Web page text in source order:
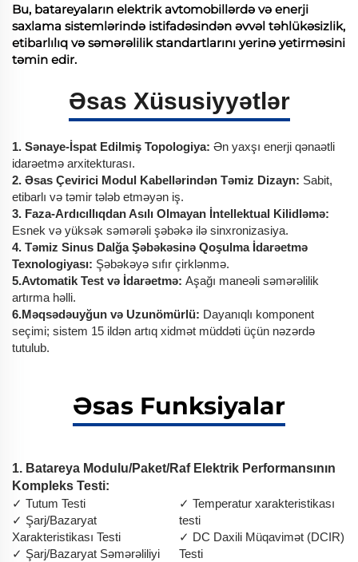
Bu, batareyaların elektrik avtomobillərdə və enerji
saxlama sistemlərində istifadəsindən əvvəl təhlükəsizlik,
etibarlılıq və səmərəlilik standartlarını yerinə yetirməsini
təmin edir.
Əsas Xüsusiyyətlər
1. Sənaye-İspat Edilmiş Topologiya: Ən yaxşı enerji qənaətli
idarəetmə arxitekturası.
2. Əsas Çevirici Modul Kabellərindən Təmiz Dizayn: Sabit,
etibarlı və təmir tələb etməyən iş.
3. Faza-Ardıcıllıqdan Asılı Olmayan İntellektual Kilidləmə:
Esnek və yüksək səmərəli şəbəkə ilə sinxronizasiya.
4. Təmiz Sinus Dalğa Şəbəkəsinə Qoşulma İdarəetmə
Texnologiyası: Şəbəkəyə sıfır çirklənmə.
5.Avtomatik Test və İdarəetmə: Aşağı maneəli səmərəlilik
artırma həlli.
6.Məqsədəuyğun və Uzunömürlü: Dayanıqlı komponent
seçimi; sistem 15 ildən artıq xidmət müddəti üçün nəzərdə
tutulub.
Əsas Funksiyalar
1. Batareya Modulu/Paket/Raf Elektrik Performansının
Kompleks Testi:
✓ Tutum Testi
✓ Şarj/Bazaryat
Xarakteristikası Testi
✓ Şarj/Bazaryat Səmərəliliyi
✓ Temperatur xarakteristikası
testi
✓ DC Daxili Müqavimət (DCIR)
Testi